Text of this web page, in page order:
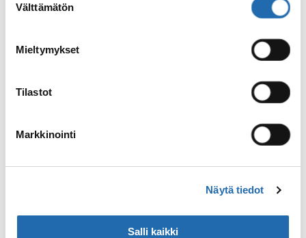
valinta
Välttämätön
Mieltymykset
Tilastot
Markkinointi
Näytä tiedot
Salli kaikki
Autopaketti
Lue lisää aiheesta: Around Iceland
8 päivää, ympäri vuoden